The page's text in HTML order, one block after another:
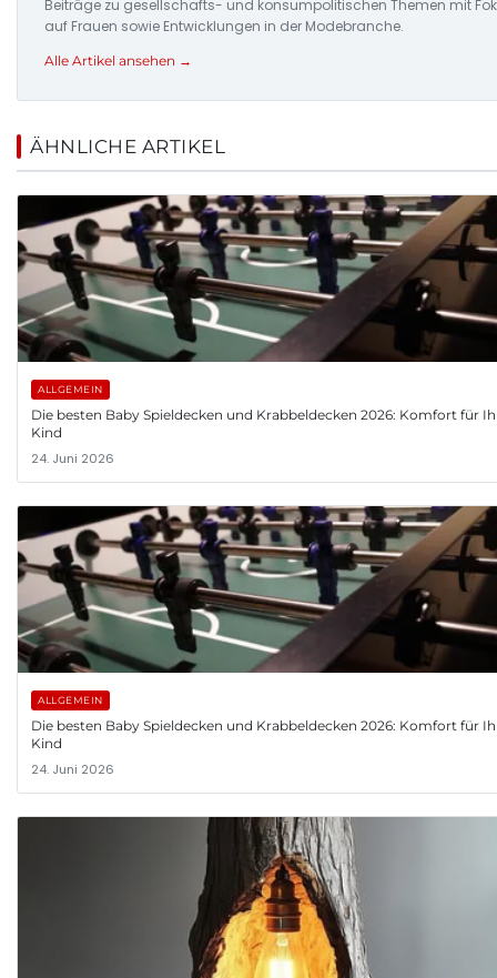
Beiträge zu gesellschafts- und konsumpolitischen Themen mit
auf Frauen sowie Entwicklungen in der Modebranche.
Alle Artikel ansehen →
ÄHNLICHE ARTIKEL
ALLGEMEIN
Die besten Baby Spieldecken und Krabbeldecken 2026: Komfort für
Kind
24. Juni 2026
ALLGEMEIN
Die besten Baby Spieldecken und Krabbeldecken 2026: Komfort für
Kind
24. Juni 2026